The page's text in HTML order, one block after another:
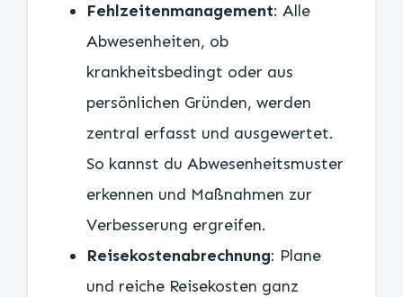
Fehlzeitenmanagement: Alle
Abwesenheiten, ob
krankheitsbedingt oder aus
persönlichen Gründen, werden
zentral erfasst und ausgewertet.
So kannst du Abwesenheitsmuster
erkennen und Maßnahmen zur
Verbesserung ergreifen.
Reisekostenabrechnung: Plane
und reiche Reisekosten ganz